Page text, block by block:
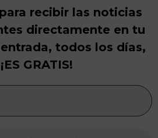
recibir las noticias
directamente en tu
todos los días,
¡ES GRATIS!